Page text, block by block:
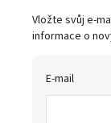
Vložte svůj e-
informace o
E-mail